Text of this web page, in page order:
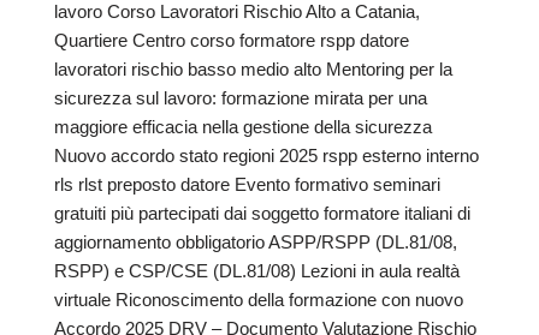
lavoro Corso Lavoratori Rischio Alto a Catania,
Quartiere Centro corso formatore rspp datore
lavoratori rischio basso medio alto Mentoring per la
sicurezza sul lavoro: formazione mirata per una
maggiore efficacia nella gestione della sicurezza
Nuovo accordo stato regioni 2025 rspp esterno interno
rls rlst preposto datore Evento formativo seminari
gratuiti più partecipati dai soggetto formatore italiani di
aggiornamento obbligatorio ASPP/RSPP (DL.81/08,
RSPP) e CSP/CSE (DL.81/08) Lezioni in aula realtà
virtuale Riconoscimento della formazione con nuovo
Accordo 2025 DRV – Documento Valutazione Rischio